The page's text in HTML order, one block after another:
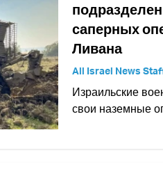
саперных
Ливана
All Israel News
Израильские
свои наземные